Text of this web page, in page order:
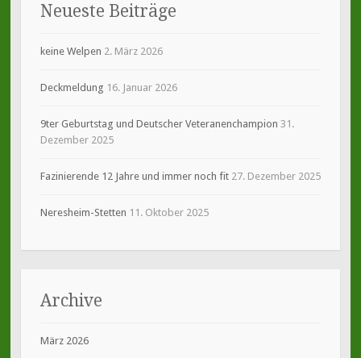
Neueste Beiträge
keine Welpen 2. März 2026
Deckmeldung 16. Januar 2026
9ter Geburtstag und Deutscher Veteranenchampion 31.
Dezember 2025
Fazinierende 12 Jahre und immer noch fit 27. Dezember 2025
Neresheim-Stetten 11. Oktober 2025
Archive
März 2026